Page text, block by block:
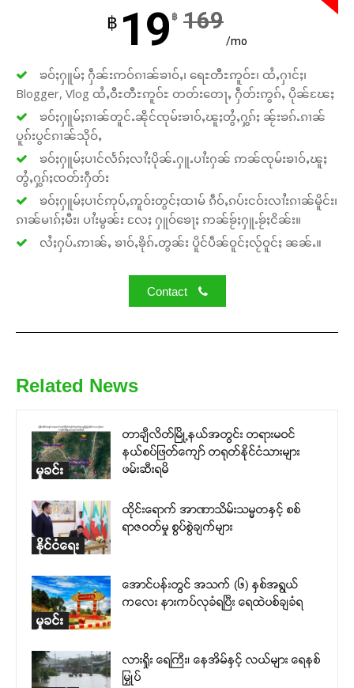
฿ 19 ฿ 169
/mo
ၶဝ်ႈႁူမ်ႈ ႁဵၼ်းဢဝ်ၵၢၼ်ၶၢဝ်ႇ၊ ရေႊတီႊဢူဝ်ႊ၊ ထႆႇႁၢင်ႈ၊
Blogger, Vlog ထႆႇဝီႊတီႊဢူဝ်ႊ တတ်းတေႃႇ ႁဵတ်းဢွၵ်ႇ ပိုၼ်ၽႄႈ
ၶဝ်ႈႁူမ်ႈၵၢၼ်တူင်ႉၼိုင်ၸုမ်းၶၢဝ်ႇၽူႈတွႆႇႁွၵ်ႈ ၼႂ်းၶၵ်ႉၵၢၼ်
ပူၵ်းပွင်ၵၢၼ်သိုဝ်ႇ
ၶဝ်ႈႁူမ်ႈပၢင်လႅၵ်ႈလၢႆႈပိုၼ်ႉႁူႉပၢႆးႁၼ် ဢၼ်ၸုမ်းၶၢဝ်ႇၽူႈ
တွႆႇႁွၵ်ႈၸတ်းႁဵတ်း
ၶဝ်ႈႁူမ်ႈပၢင်ဢုပ်ႇဢူဝ်းတွင်ႈထၢမ် ၵဵဝ်ႇၵပ်းငဝ်းလၢႆးၵၢၼ်မိူင်း၊
ၵၢၼ်မၢၵ်ႈမီး၊ ပၢႆးမွၼ်း လႄႈ ႁူဝ်ၶေႃႈ ဢၼ်ၶႂ်ႈႁူႉၶႂ်ႈငိၼ်း။
လႆႈႁပ်ႉဢၢၼ်ႇ ၶၢဝ်ႇၶိုၵ်ႉတွၼ်း ပိူင်ပဵၼ်ဝူင်ႈလႂ်ဝူင်ႈ ၼၼ်ႉ။
Contact
Related News
မှုခင်း
တာချီလိတ်မြို့နယ်အတွင်း တရားမဝင်
နယ်စပ်ဖြတ်ကျော် တရုတ်နိုင်ငံသားများ
ဖမ်းဆီးရမိ
နိုင်ငံရေး
ထိုင်းရောက် အာဏာသိမ်းသမ္မတနှင့် စစ်
ရာဇဝတ်မှု စွပ်စွဲချက်များ
မှုခင်း
အောင်ပန်းတွင် အသက် (၆) နှစ်အရွယ်
ကလေး နားကပ်လုခံရပြီး ရေထဲပစ်ချခံရ
လားရှိုး ရေကြီး၊ နေအိမ်နှင့် လယ်များ ရေနစ်
မြှုပ်